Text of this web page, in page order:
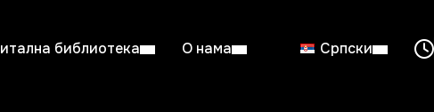
библиотека О нама Српски